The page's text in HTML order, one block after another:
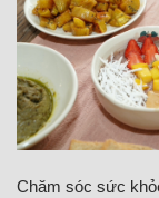
Chăm sóc sức